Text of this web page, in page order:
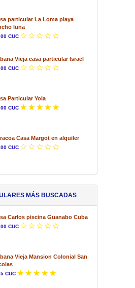
particular La Loma playa
luna
CUC
Vieja casa particular Israel
CUC
Particular Yola
CUC
Casa Margot en alquiler
CUC
MÁS BUSCADAS
Carlos piscina Guanabo Cuba
CUC
Vieja Mansion Colonial San
CUC